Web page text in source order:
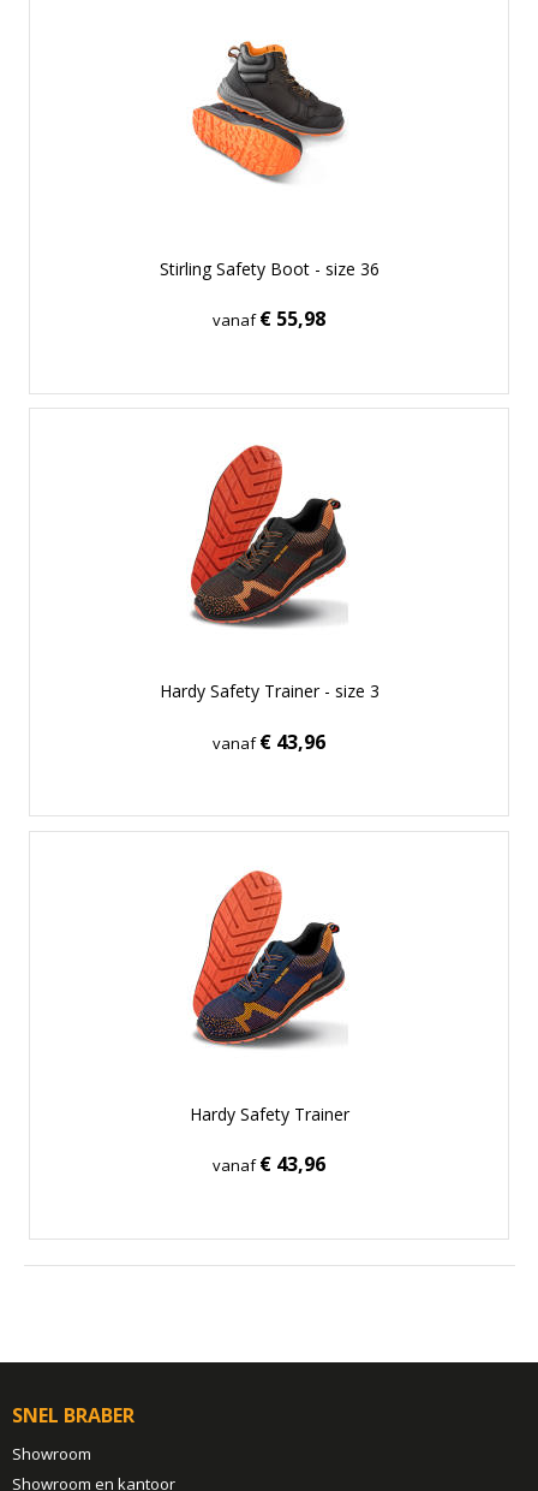
Stirling Safety Boot - size 36
vanaf€ 55,98
Hardy Safety Trainer - size 3
vanaf€ 43,96
Hardy Safety Trainer
vanaf€ 43,96
SNEL BRABER
Showroom
Showroom en kantoor